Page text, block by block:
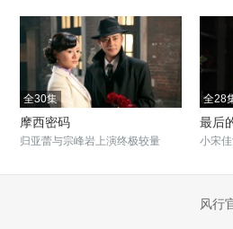
全30集
摩西密码
归亚蕾与宗峰岩上演终极较量
全28
最后
小宋佳
风行